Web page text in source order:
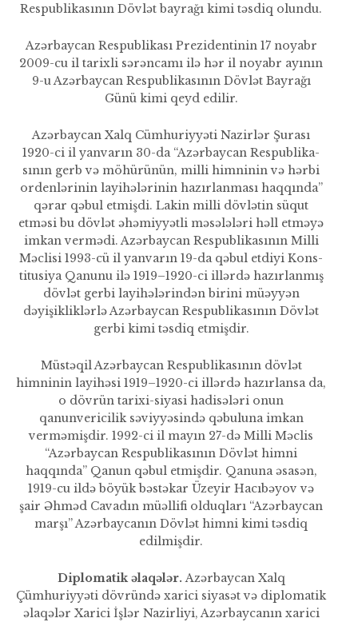
Res­publikasının Dövlət bayrağı kimi təsdiq olundu.
Azərbaycan Respublikası Prezidentinin 17 noyabr
2009-cu il tarixli sərəncamı ilə hər il noyabr ayının
9-u Azərbaycan Respubli­kasının Dövlət Bayrağı
Günü kimi qeyd edilir.
Azərbaycan Xalq Cümhuriyyəti Nazirlər Şurası
1920-ci il yanvarın 30-da “Azərbaycan Respublika­
sının gerb və möhürünün, milli himninin və hərbi
ordenlərinin layihələrinin hazırlanması haqqın­da”
qərar qəbul etmişdi. Lakin milli dövlətin süqut
etməsi bu dövlət əhəmiyyətli məsələləri həll etməyə
imkan vermədi. Azərbaycan Res­publikasının Milli
Məclisi 1993-cü il yanvarın 19-da qəbul etdiyi Kons­
titusiya Qanunu ilə 1919–1920-ci illərdə hazırlanmış
dövlət gerbi layihələrindən birini müəyyən
dəyişikliklərlə Azərbaycan Res­publikasının Dövlət
gerbi kimi təsdiq etmişdir.
Müstəqil Azərbaycan Respub­likasının dövlət
himninin layihəsi 1919–1920-ci illərdə hazırlansa da,
o dövrün tarixi-siyasi hadisələri onun
qanunvericilik səviyyəsində qəbuluna imkan
verməmişdir. 1992-ci il mayın 27-də Milli Məclis
“Azərbaycan Respubli­kasının Dövlət himni
haqqında” Qanun qəbul etmişdir. Qanuna əsasən,
1919-cu ildə böyük bəstəkar Üzeyir Hacıbəyov və
şair Əhməd Cavadın müəllifi olduqları “Azərbaycan
marşı” Azərbaycanın Dövlət himni kimi təsdiq
edilmişdir.
Diplomatik əlaqələr.Azərbaycan Xalq
Çümhuriyyəti dövründə xarici siyasət və dip­lomatik
əlaqələr Xarici İşlər Nazirliyi, Azərbaycanın xarici